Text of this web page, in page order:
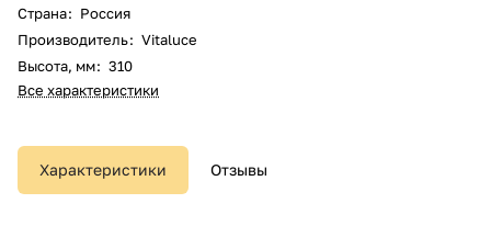
Страна: Россия
Производитель: Vitaluce
Высота, мм: 310
Все характеристики
Характеристики Отзывы